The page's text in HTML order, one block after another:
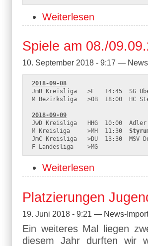
Weiterlesen
Spiele am 08./
10. September 2018 - 9:17 —
2018-09-08
JmB Kreisliga   >E   14:45  SG
M Bezirksliga   >OB  18:00  HC
2018-09-09
JwD Kreisliga   HHG  10:00
M Kreisliga     >MH  11:30
JmC Kreisliga   >DU  13:30  MSV
F Landesliga    >MG
Weiterlesen
Platzierungen
19. Juni 2018 - 9:21 — News-Import
Ein weiteres Mal liegen
diesem Jahr durften wir